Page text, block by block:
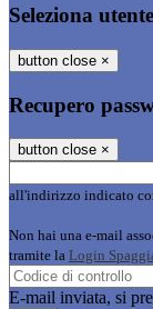
Seleziona utente
button close ×
Recupero
button close ×
all'indirizzo indicato
Non hai una e-mail
tramite la Login
E-mail inviata, si